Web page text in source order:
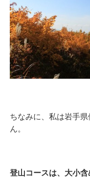
ちなみに、私は岩手
ん。
登山コースは、大小